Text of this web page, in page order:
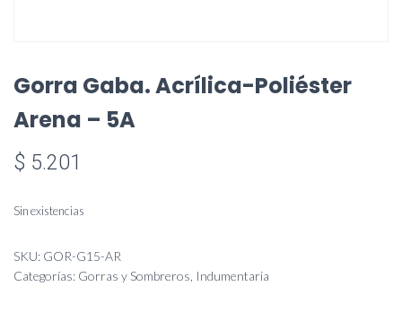
Gorra Gaba. Acrílica-Poliéster
Arena – 5A
$ 5.201
Sin existencias
SKU: GOR-G15-AR
Categorías: Gorras y Sombreros Indumentaria